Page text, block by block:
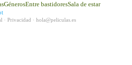
GénerosEntre bastidoresSala de estar
· Privacidad · hola@peliculas.es